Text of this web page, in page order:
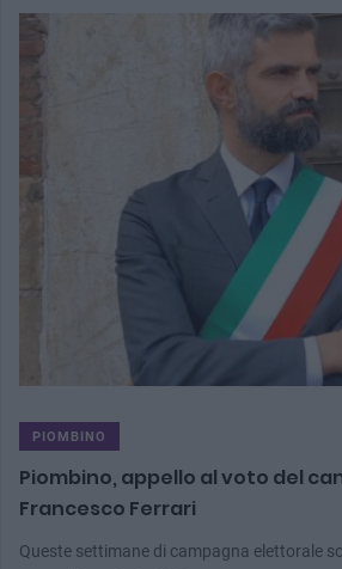
PIOMBINO
Piombino, appello al voto del
Francesco Ferrari
Queste settimane di campagna elettorale